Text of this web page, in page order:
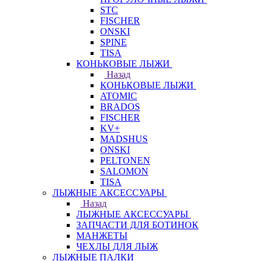
STC
FISCHER
ONSKI
SPINE
TISA
КОНЬКОВЫЕ ЛЫЖИ
Назад
КОНЬКОВЫЕ ЛЫЖИ
ATOMIC
BRADOS
FISCHER
KV+
MADSHUS
ONSKI
PELTONEN
SALOMON
TISA
ЛЫЖНЫЕ АКСЕССУАРЫ
Назад
ЛЫЖНЫЕ АКСЕССУАРЫ
ЗАПЧАСТИ ДЛЯ БОТИНОК
МАНЖЕТЫ
ЧЕХЛЫ ДЛЯ ЛЫЖ
ЛЫЖНЫЕ ПАЛКИ